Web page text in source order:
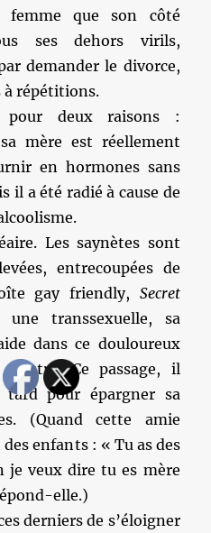
femme que son côté
ses dehors virils,
demander le divorce,
à répétitions.
deux raisons :
mère est réellement
en hormones sans
il a été radié à cause de
Les saynètes sont
entrecoupées de
gay friendly, Secret
transsexuelle, sa
dans ce douloureux
l’autre. Ce passage, il
tard pour épargner sa
(Quand cette amie
enfants : « Tu as des
je veux dire tu es mère
elle.)
derniers de s’éloigner